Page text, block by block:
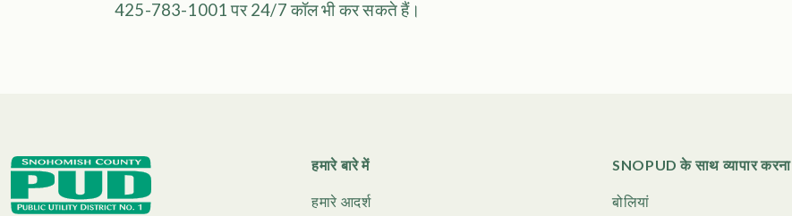
425-783-1001 पर 24/7 कॉल भी कर सकते हैं।
हमारे बारे में
हमारे आदर्श
SNOPUD के साथ व्यापार करना
बोलियां